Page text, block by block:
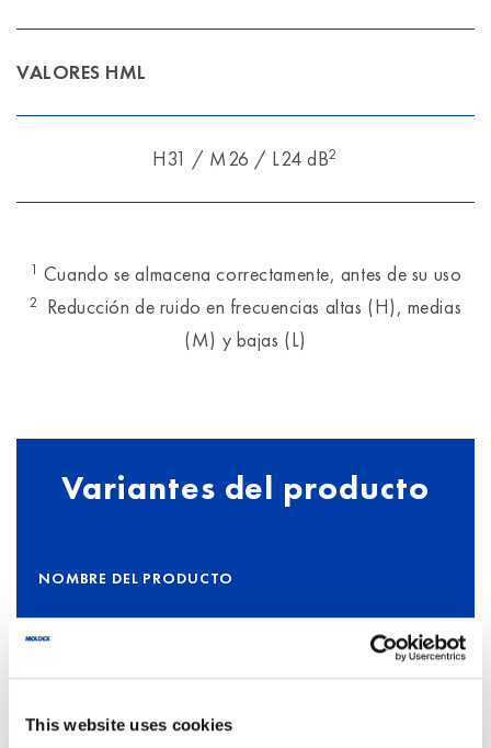
This website uses cookies
VALORES HML
H31 / M26 / L24 dB2
1 Cuando se almacena correctamente, antes de su uso
2 Reducción de ruido en frecuencias altas (H), medias
(M) y bajas (L)
Variantes del producto
NOMBRE DEL PRODUCTO